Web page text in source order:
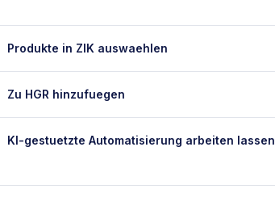
Produkte in ZIK auswaehlen
Zu HGR hinzufuegen
KI-gestuetzte Automatisierung arbeiten lassen